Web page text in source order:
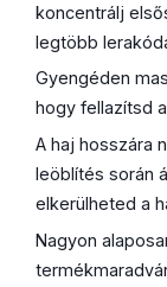
koncentrálj
legtöbb
Gyengéden
hogy fellazítsd
A haj hosszára
leöblítés során
elkerülheted a
Nagyon